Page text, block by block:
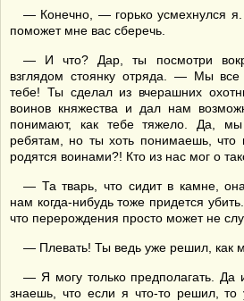
— Конечно, — горько усмехнулся
поможет мне вас сберечь.
— И что? Дар, ты посмотри
взглядом стоянку отряда. — Мы все
тебе! Ты сделал из вчерашних
воинов княжества и дал нам
понимают, как тебе тяжело. Да,
ребятам, но ты хоть понимаешь,
родятся воинами?! Кто из нас мог о
— Та тварь, что сидит в камне,
нам когда-нибудь тоже придется
что перерождения просто может не
— Плевать! Ты ведь уже решил, как
— Я могу только предполагать.
знаешь, что если я что-то решил,